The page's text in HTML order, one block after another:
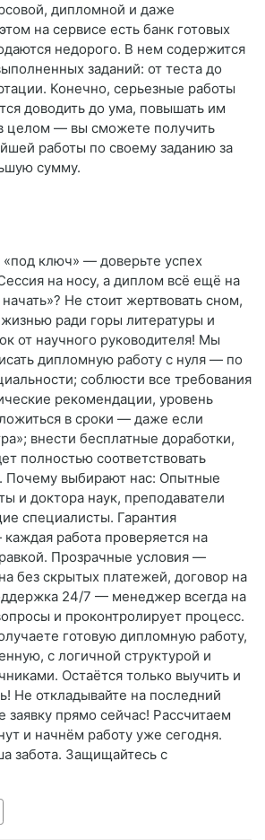
дипломной и даже
на сервисе есть банк готовых
недорого. В нем содержится
заданий: от теста до
Конечно, серьезные работы
доводить до ума, повышать им
целом — вы сможете получить
работы по своему заданию за
сумму.
ключ» — доверьте успех
на носу, а диплом всё ещё на
Не стоит жертвовать сном,
ради горы литературы и
от научного руководителя! Мы
дипломную работу с нуля — по
соблюсти все требования
рекомендации, уровень
в сроки — даже если
внести бесплатные доработки,
полностью соответствовать
выбирают нас: Опытные
и доктора наук, преподаватели
специалисты. Гарантия
работа проверяется на
Прозрачные условия —
без скрытых платежей, договор на
24/7 — менеджер всегда на
и проконтролирует процесс.
готовую дипломную работу,
с логичной структурой и
Остаётся только выучить и
Не откладывайте на последний
заявку прямо сейчас! Рассчитаем
и начнём работу уже сегодня.
забота. Защищайтесь с